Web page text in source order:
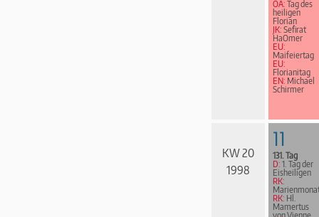
OA: Tag des
heiligen
Florian
JK: Sefirat
HaOmer
EU:
Maifeiertag
EU:
Florianitag
EN: Michael
Schirmer
KW 20
1998
11
131. Tag
D: 1. Tag der
Eisheiligen
RK:
RK: Hl.
Mamertus